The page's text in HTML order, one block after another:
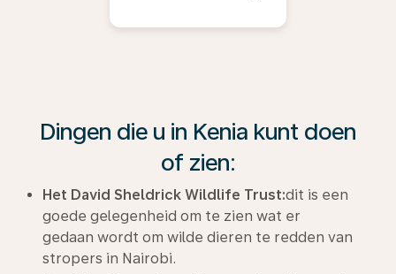
Dingen die u in Kenia kunt doen
of zien:
Het David Sheldrick Wildlife Trust:dit is een
goede gelegenheid om te zien wat er
gedaan wordt om wilde dieren te redden van
stropers in Nairobi.